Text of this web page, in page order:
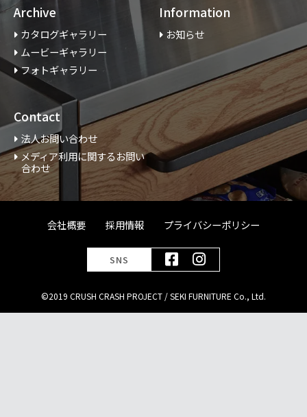
Archive
カタログギャラリー
ムービーギャラリー
フォトギャラリー
Information
お知らせ
Contact
法人お問い合わせ
メディア利用に関するお問い
合わせ
会社概要 採用情報 プライバシーポリシー
SNS
©2019 CRUSH CRASH PROJECT / SEKI FURNITURE Co., Ltd.